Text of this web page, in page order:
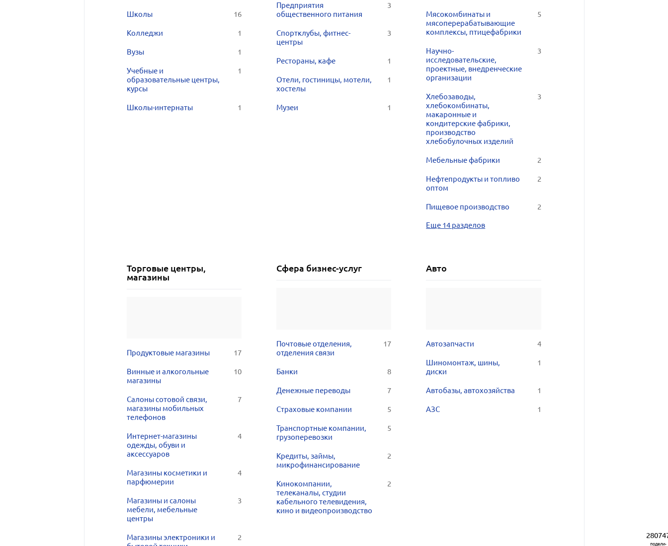
Школы 16
Колледжи 1
Вузы 1
Учебные и
образовательные центры,
курсы
1
Школы-интернаты 1
Предприятия
общественного питания
3
Спортклубы, фитнес-
центры
3
Рестораны, кафе 1
Отели, гостиницы, мотели,
хостелы
1
Музеи 1
Мясокомбинаты и
мясоперерабатывающие
комплексы, птицефабрики
5
Научно-
исследовательские,
проектные, внедренческие
организации
3
Хлебозаводы,
хлебокомбинаты,
макаронные и
кондитерские фабрики,
производство
хлебобулочных изделий
3
Мебельные фабрики 2
Нефтепродукты и топливо
оптом
2
Пищевое производство 2
Еще 14 разделов
Торговые центры,
магазины
Продуктовые магазины 17
Винные и алкогольные
магазины
10
Салоны сотовой связи,
магазины мобильных
телефонов
7
Интернет-магазины
одежды, обуви и
аксессуаров
4
Магазины косметики и
парфюмерии
4
Магазины и салоны
мебели, мебельные
центры
3
Магазины электроники и
2
Сфера бизнес-услуг
Почтовые отделения,
отделения связи
17
Банки 8
Денежные переводы 7
Страховые компании 5
Транспортные компании,
грузоперевозки
5
Кредиты, займы,
микрофинансирование
2
Кинокомпании,
телеканалы, студии
кабельного телевидения,
кино и видеопроизводство
2
Авто
Автозапчасти 4
Шиномонтаж, шины,
диски
1
Автобазы, автохозяйства 1
АЗС 1
подели-